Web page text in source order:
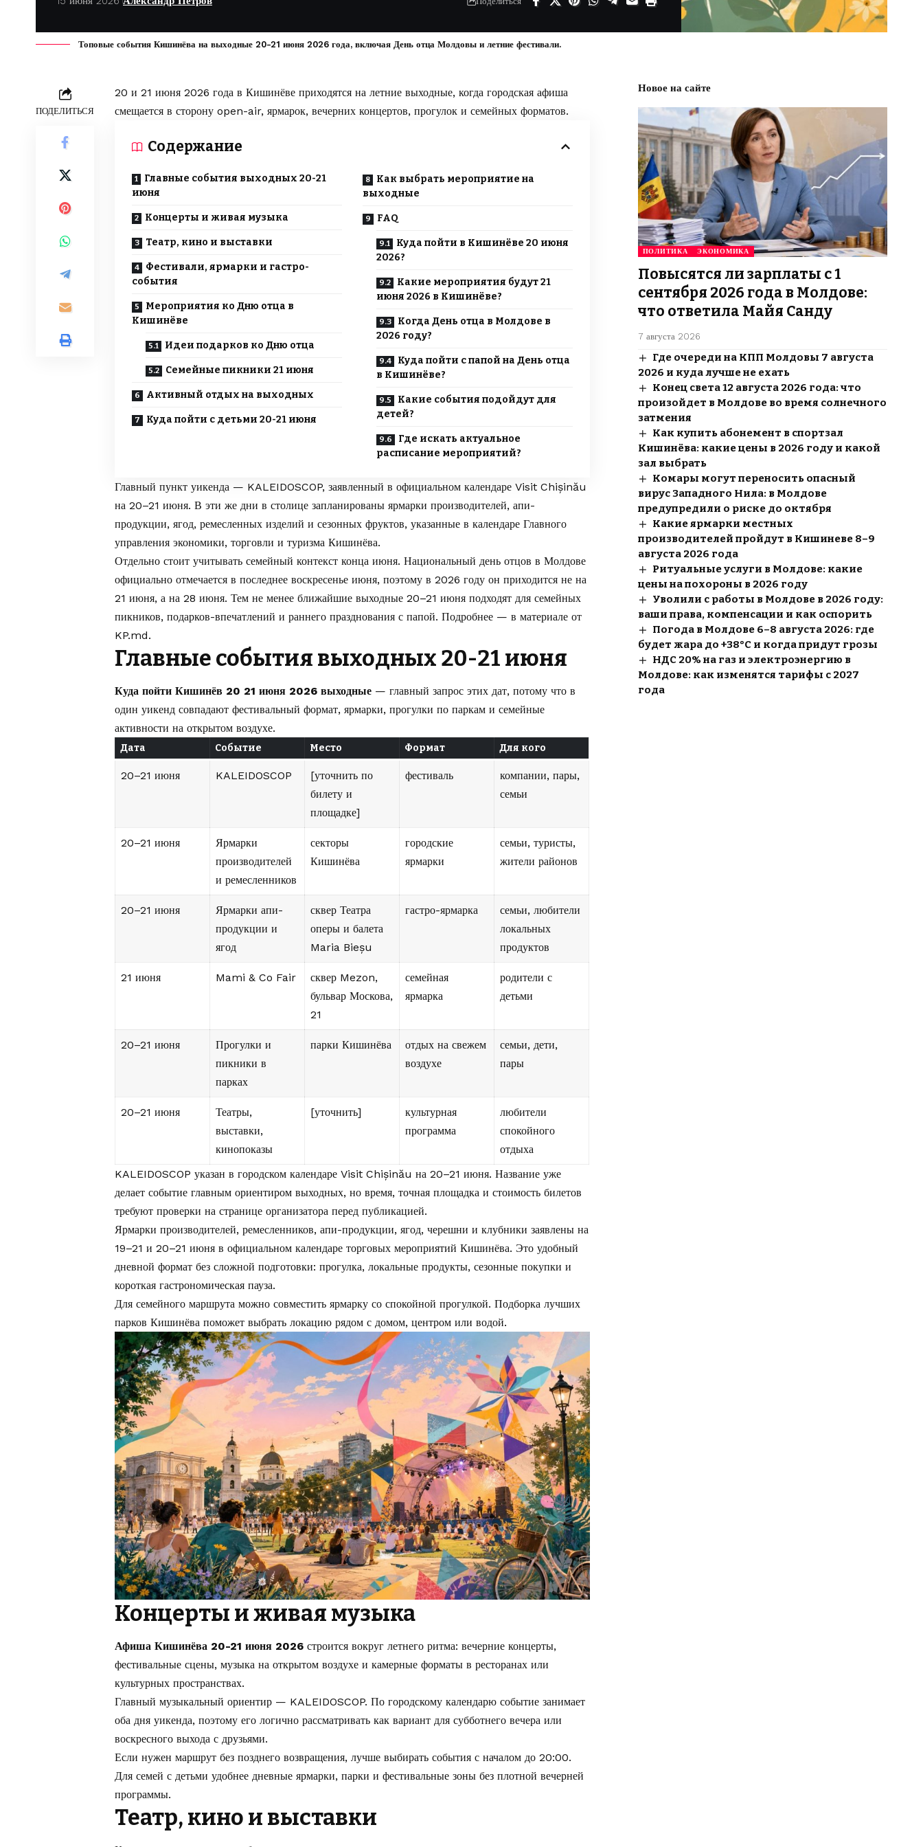
Топовые события Кишинёва на выходные 20-21 июня 2026 года, включая День отца Молдовы и летние фестивали.
ПОДЕЛИТЬСЯ
20 и 21 июня 2026 года в Кишинёве приходятся на летние выходные, когда городская афиша
смещается в сторону open-air, ярмарок, вечерних концертов, прогулок и семейных форматов.
Содержание
Главные события выходных 20-21
июня
Концерты и живая музыка
Театр, кино и выставки
Фестивали, ярмарки и гастро-
события
Мероприятия ко Дню отца в
Кишинёве
Идеи подарков ко Дню отца
Семейные пикники 21 июня
Активный отдых на выходных
Куда пойти с детьми 20-21 июня
Как выбрать мероприятие на
выходные
FAQ
Куда пойти в Кишинёве 20 июня
2026?
Какие мероприятия будут 21
июня 2026 в Кишинёве?
Когда День отца в Молдове в
2026 году?
Куда пойти с папой на День отца
в Кишинёве?
Какие события подойдут для
детей?
Где искать актуальное
расписание мероприятий?
Главный пункт уикенда — KALEIDOSCOP, заявленный в официальном календаре Visit Chișinău
на 20–21 июня. В эти же дни в столице запланированы ярмарки производителей, апи-
продукции, ягод, ремесленных изделий и сезонных фруктов, указанные в календаре Главного
управления экономики, торговли и туризма Кишинёва.
Отдельно стоит учитывать семейный контекст конца июня. Национальный день отцов в Молдове
официально отмечается в последнее воскресенье июня, поэтому в 2026 году он приходится не на
21 июня, а на 28 июня. Тем не менее ближайшие выходные 20–21 июня подходят для семейных
пикников, подарков-впечатлений и раннего празднования с папой. Подробнее — в материале от
KP.md.
Главные события выходных 20-21 июня
Куда пойти Кишинёв 20 21 июня 2026 выходные — главный запрос этих дат, потому что в
один уикенд совпадают фестивальный формат, ярмарки, прогулки по паркам и семейные
активности на открытом воздухе.
Дата Событие Место Формат Для кого
20–21 июня KALEIDOSCOP
[уточнить по
билету и
площадке]
фестиваль
компании, пары,
семьи
20–21 июня
Ярмарки
производителей
и ремесленников
секторы
Кишинёва
городские
ярмарки
семьи, туристы,
жители районов
20–21 июня
Ярмарки апи-
продукции и
ягод
сквер Театра
оперы и балета
Maria Bieșu
гастро-ярмарка
семьи, любители
локальных
продуктов
21 июня Mami & Co Fair
сквер Mezon,
бульвар Москова,
21
семейная
ярмарка
родители с
детьми
20–21 июня
Прогулки и
пикники в
парках
парки Кишинёва
отдых на свежем
воздухе
семьи, дети,
пары
20–21 июня
Театры,
выставки,
кинопоказы
[уточнить]
культурная
программа
любители
спокойного
отдыха
KALEIDOSCOP указан в городском календаре Visit Chișinău на 20–21 июня. Название уже
делает событие главным ориентиром выходных, но время, точная площадка и стоимость билетов
требуют проверки на странице организатора перед публикацией.
Ярмарки производителей, ремесленников, апи-продукции, ягод, черешни и клубники заявлены на
19–21 и 20–21 июня в официальном календаре торговых мероприятий Кишинёва. Это удобный
дневной формат без сложной подготовки: прогулка, локальные продукты, сезонные покупки и
короткая гастрономическая пауза.
Для семейного маршрута можно совместить ярмарку со спокойной прогулкой. Подборка лучших
парков Кишинёва поможет выбрать локацию рядом с домом, центром или водой.
Концерты и живая музыка
Афиша Кишинёва 20-21 июня 2026 строится вокруг летнего ритма: вечерние концерты,
фестивальные сцены, музыка на открытом воздухе и камерные форматы в ресторанах или
культурных пространствах.
Главный музыкальный ориентир — KALEIDOSCOP. По городскому календарю событие занимает
оба дня уикенда, поэтому его логично рассматривать как вариант для субботнего вечера или
воскресного выхода с друзьями.
Если нужен маршрут без позднего возвращения, лучше выбирать события с началом до 20:00.
Для семей с детьми удобнее дневные ярмарки, парки и фестивальные зоны без плотной вечерней
программы.
Театр, кино и выставки
Новое на сайте
ПОЛИТИКА ЭКОНОМИКА
Повысятся ли зарплаты с 1
сентября 2026 года в Молдове:
что ответила Майя Санду
7 августа 2026
Где очереди на КПП Молдовы 7 августа
2026 и куда лучше не ехать
Конец света 12 августа 2026 года: что
произойдет в Молдове во время солнечного
затмения
Как купить абонемент в спортзал
Кишинёва: какие цены в 2026 году и какой
зал выбрать
Комары могут переносить опасный
вирус Западного Нила: в Молдове
предупредили о риске до октября
Какие ярмарки местных
производителей пройдут в Кишиневе 8–9
августа 2026 года
Ритуальные услуги в Молдове: какие
цены на похороны в 2026 году
Уволили с работы в Молдове в 2026 году:
ваши права, компенсации и как оспорить
Погода в Молдове 6–8 августа 2026: где
будет жара до +38°C и когда придут грозы
НДС 20% на газ и электроэнергию в
Молдове: как изменятся тарифы с 2027
года